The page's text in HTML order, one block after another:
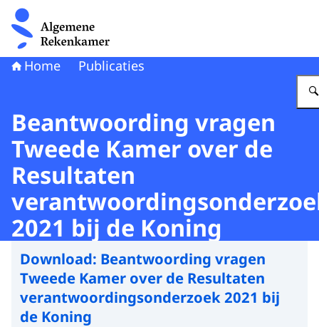
Naar de homepage van Algemene Rekenkamer
Home Publicaties
Beantwoording vragen
Tweede Kamer over de
Resultaten
2021 bij de Koning
Download: Beantwoording vragen
Tweede Kamer over de Resultaten
verantwoordingsonderzoek 2021 bij
de Koning